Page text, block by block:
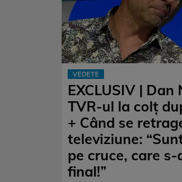
VEDETE
EXCLUSIV | Dan
TVR-ul la colț
+ Când se
televiziune:
pe cruce, care
final!”